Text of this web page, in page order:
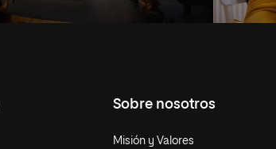
Sobre nosotros
Misión y Valores